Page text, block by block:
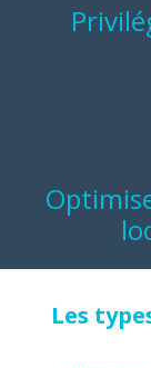
Les